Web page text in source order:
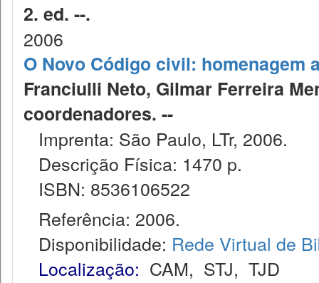
2. ed. --.
2006
O Novo Código civil: homenagem
Franciulli Neto, Gilmar Ferreira
coordenadores. --
Imprenta: São Paulo, LTr, 2006.
Descrição Física: 1470 p.
ISBN: 8536106522
Referência: 2006.
Disponibilidade: Rede Virtual de
Localização: CAM, STJ, TJD